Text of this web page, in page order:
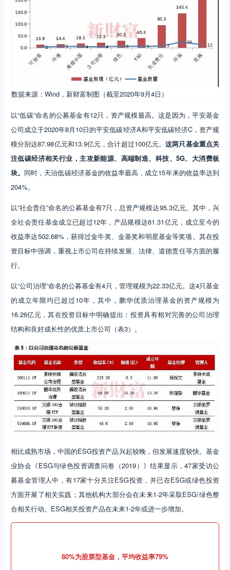
数据来源：Wind，新财富制图（截至2020年9月4日）
以“低碳”命名的公募基金有12只，资产规模最高。这是因为，平安基金
公司成立于2020年8月10日的平安低碳经济A和平安低碳经济C，资产规
模分别达87.98亿元和13.9亿元，合计超过100亿元。这两只基金重点关
注低碳经济相关行业，主攻新能源、高端制造、科技、5G、大消费板
块。 同时，天治低碳经济基金的收益率最高，成立15年来的收益率达到
204%。
以“社会责任”命名的公募基金有7只，总资产规模达95.3亿元。其中，兴
全社会责任基金成立已超过12年，产品规模达61.31亿元，成立至今的
收益率达502.68%，获得过金牛奖、金基奖和明星基金等奖项。其在投
资目标中强调，重视上市公司在持续发展、法律、道德责任等方面的履
行。
以“公司治理”命名的公募基金有4只，管理规模为22.33亿元。这4只基金
的成立年限均已超过10年，其中，鹏华优质治理基金的资产规模为
16.26亿元，其在投资目标中明确提出：投资具有相对完善的公司治理
结构和良好成长性的优质上市公司（表3）。
相比成熟市场，中国的ESG投资产品兴起较晚，但发展速度较快。基金
业协会《ESG与绿色投资调查问卷（2019）》结果显示，47家受访公
募基金管理人中，有17家十分关注ESG投资，并已在ESG或绿色投资
方面开展了相关实践；其他机构大部分会在未来1-2年采取ESG/绿色整
合相关行动。ESG相关投资产品在未来1-2年或进一步增加。
80%为股票型基金，平均收益率79%